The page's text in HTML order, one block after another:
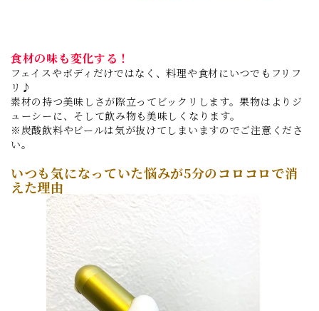
食材の味も変化する！
フェイスやボディだけではなく、料理や食材にいつでもフリフ
リ♪
素材の持つ美味しさが際立ってビックリします。果物はよりジ
ューシーに、そして飲み物も美味しくなります。
※炭酸飲料やビールは気が抜けてしまいますのでご注意くださ
い。
いつも気になっていた悩みが5分のコロコロで消
えた理由